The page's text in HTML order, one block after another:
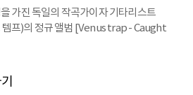
가진 독일의 작곡가이자 기타리스트
프)의 정규 앨범 [Venus trap - Caught